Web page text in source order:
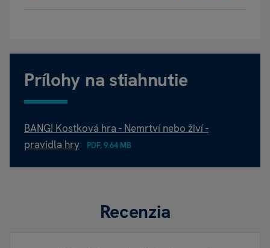
Prílohy na stiahnutie
BANG! Kostková hra - Nemrtví nebo živí -
pravidla hry
PDF, 9.64 MB
Recenzia